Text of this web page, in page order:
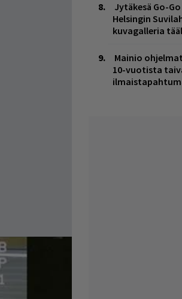
Jytäkesä Go-
Helsingin
kuvagalleria
Mainio
10-vuotista